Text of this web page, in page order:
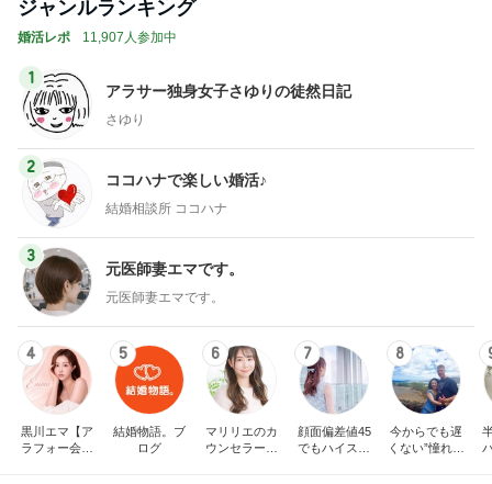
ジャンルランキング
婚活レポ 11,907人参加中
1
アラサー独身女子さゆりの徒然日記
さゆり
2
ココハナで楽しい婚活♪
結婚相談所 ココハナ
3
元医師妻エマです。
元医師妻エマです。
4
黒川エマ【ア
ラフォー会社
5
結婚物語。ブ
ログ
6
マリリエのカ
ウンセラーブ
7
顔面偏差値45
でもハイスペ
8
今からでも遅
くない”憧れの